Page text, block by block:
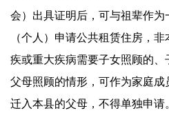
会）出具证明后，可与祖辈作
（个人）申请公共租赁住房，
疾或重大疾病需要子女照顾的
父母照顾的情形，可作为家庭
迁入本县的父母，不得单独申请